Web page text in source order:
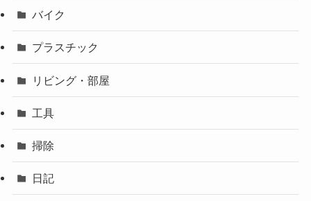
バイク
プラスチック
リビング・部屋
工具
掃除
日記